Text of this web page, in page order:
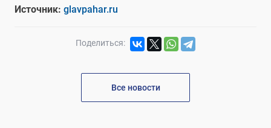
Источник: glavpahar.ru
Поделиться:
Все новости